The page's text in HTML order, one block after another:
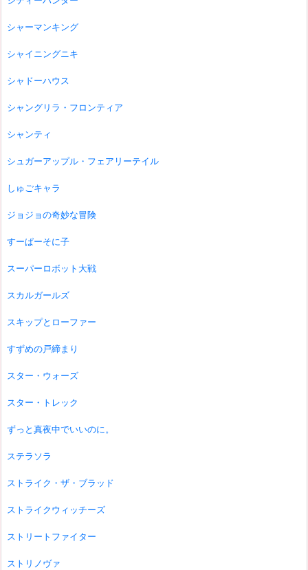
シャーマンキング
シャイニングニキ
シャドーハウス
シャングリラ・フロンティア
シャンティ
シュガーアップル・フェアリーテイル
しゅごキャラ
ジョジョの奇妙な冒険
すーぱーそに子
スーパーロボット大戦
スカルガールズ
スキップとローファー
すずめの戸締まり
スター・ウォーズ
スター・トレック
ずっと真夜中でいいのに。
ステラソラ
ストライク・ザ・ブラッド
ストライクウィッチーズ
ストリートファイター
ストリノヴァ